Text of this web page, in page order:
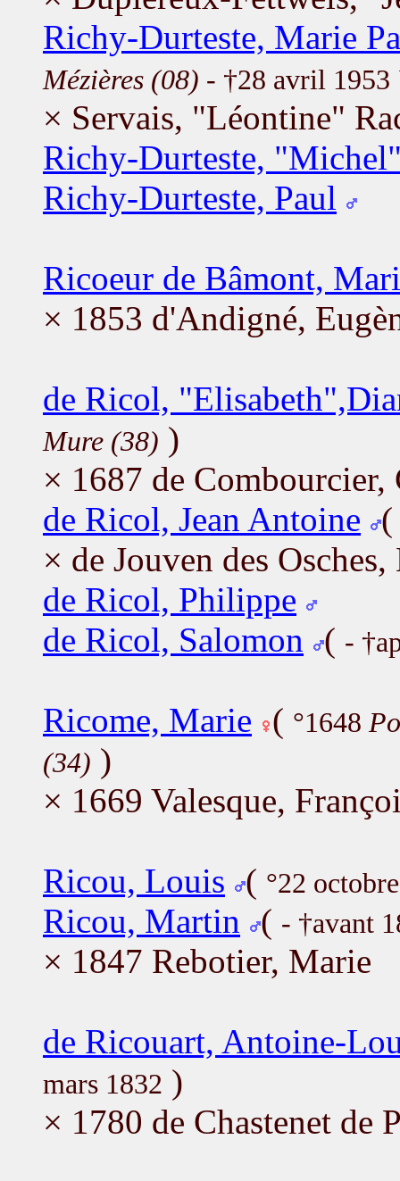
Richy-Durteste, Marie
Mézières (08) - †28 avril 1953
× Servais, "Léontine"
Richy-Durteste,
Richy-Durteste, Paul
Ricoeur de Bâmont,
× 1853 d'Andigné,
de Ricol,
Mure (38) )
× 1687 de Combourcier,
de Ricol, Jean Antoine
× de Jouven des
de Ricol, Philippe
de Ricol, Salomon
( -
Ricome, Marie ( °1648
(34) )
× 1669 Valesque,
Ricou, Louis ( °22
Ricou, Martin ( - †avant
× 1847 Rebotier, Marie
de Ricouart, Antoine-
mars 1832 )
× 1780 de Chastenet de